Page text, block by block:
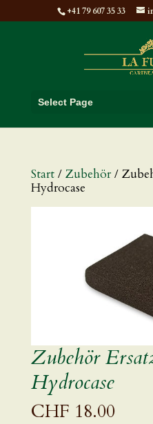
+41 79 607 35 33
Select Page
Start/ Zubehör/
Hydrocase
Zubehör
Hydrocase
CHF 18.00